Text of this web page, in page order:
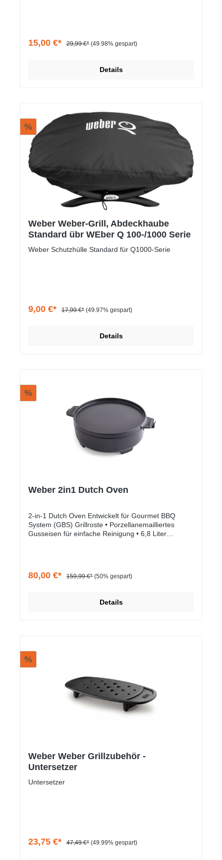
15,00 €* 29,99 €* (49.98% gespart)
Details
%
Weber Weber-Grill, Abdeckhaube
Standard übr WEber Q 100-/1000 Serie
Weber Schutzhülle Standard für Q1000-Serie
9,00 €* 17,99 €* (49.97% gespart)
Details
%
Weber 2in1 Dutch Oven
2-in-1 Dutch Oven Entwickelt für Gourmet BBQ
System (GBS) Grillroste • Porzellanemailliertes
Gusseisen für einfache Reinigung • 6,8 Liter
80,00 €* 159,99 €* (50% gespart)
Details
%
Weber Weber Grillzubehör -
Untersetzer
Untersetzer
23,75 €* 47,49 €* (49.99% gespart)